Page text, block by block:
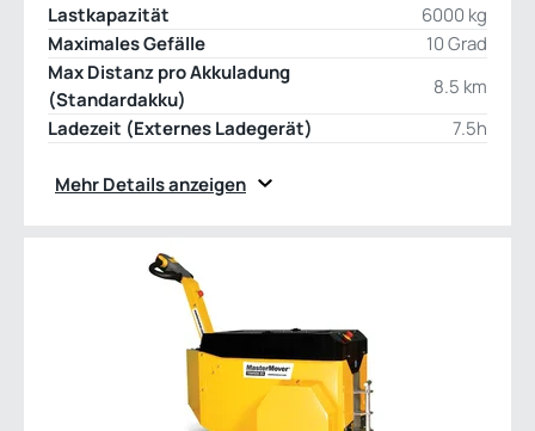
Lastkapazität
6000 kg
Maximales Gefälle
10 Grad
Max Distanz pro Akkuladung
(Standardakku)
8.5 km
Ladezeit (Externes Ladegerät)
7.5h
Mehr Details anzeigen